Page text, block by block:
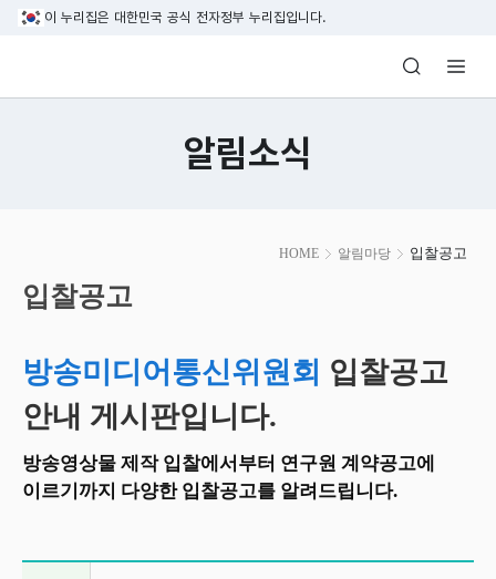
본문 바로가기
이 누리집은 대한민국 공식 전자정부 누리집입니다.
방송미디어통신위원회 Korea Media
알림소식
HOME 알림마당 입찰공고
시
작
입찰공고
방송미디어통신위원회 입찰공고
안내 게시판입니다.
방송영상물 제작 입찰에서부터 연구원 계약공고에
이르기까지 다양한 입찰공고를 알려드립니다.